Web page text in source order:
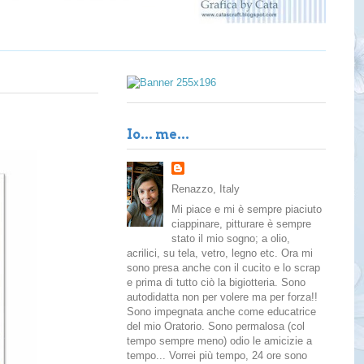
Io... me...
Renazzo, Italy
Mi piace e mi è sempre piaciuto
ciappinare, pitturare è sempre
stato il mio sogno; a olio,
acrilici, su tela, vetro, legno etc. Ora mi
sono presa anche con il cucito e lo scrap
e prima di tutto ciò la bigiotteria. Sono
autodidatta non per volere ma per forza!!
Sono impegnata anche come educatrice
del mio Oratorio. Sono permalosa (col
tempo sempre meno) odio le amicizie a
tempo... Vorrei più tempo, 24 ore sono